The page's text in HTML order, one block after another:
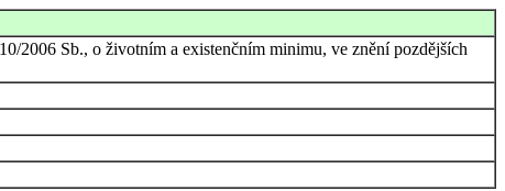
2006 Sb., o životním a existenčním minimu, ve znění pozdějších